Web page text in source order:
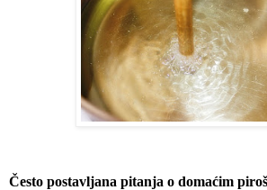
Često postavljana pitanja o domaćim